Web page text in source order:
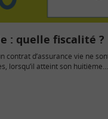
: quelle fiscalité ?
contrat d’assurance vie ne
lorsqu’il atteint son huitième…